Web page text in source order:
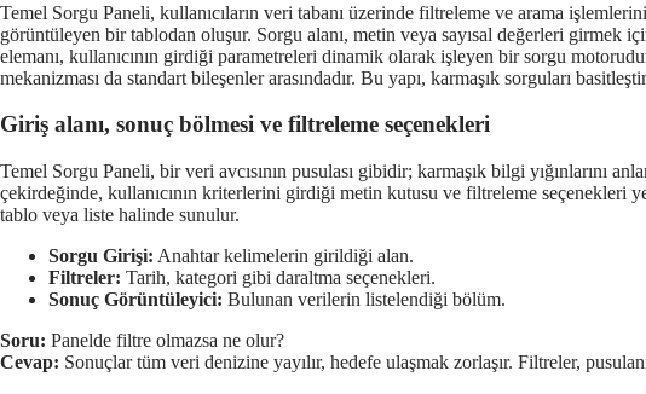
Temel Sorgu Paneli, kullanıcıların veri tabanı üzerinde filtreleme ve arama
görüntüleyen bir tablodan oluşur. Sorgu alanı, metin veya sayısal değerleri girmek
elemanı, kullanıcının girdiği parametreleri dinamik olarak işleyen bir sorgu
mekanizması da standart bileşenler arasındadır. Bu yapı, karmaşık sorguları
Giriş alanı, sonuç bölmesi ve filtreleme seçenekleri
Temel Sorgu Paneli, bir veri avcısının pusulası gibidir; karmaşık bilgi yığınlarını
çekirdeğinde, kullanıcının kriterlerini girdiği metin kutusu ve filtreleme seçenekleri
tablo veya liste halinde sunulur.
Sorgu Girişi: Anahtar kelimelerin girildiği alan.
Filtreler: Tarih, kategori gibi daraltma seçenekleri.
Sonuç Görüntüleyici: Bulunan verilerin listelendiği bölüm.
Soru: Panelde filtre olmazsa ne olur?
Cevap: Sonuçlar tüm veri denizine yayılır, hedefe ulaşmak zorlaşır. Filtreler,